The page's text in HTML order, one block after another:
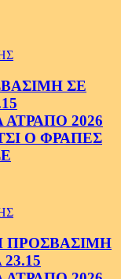
ΣΕ
2026
Ο ΦΡΑΠΕΣ
ΠΡΟΣΒΑΣΙΜΗ